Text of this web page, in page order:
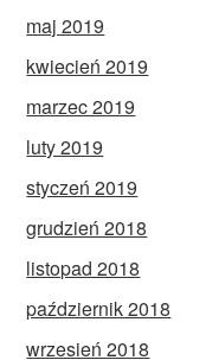
maj 2019
kwiecień 2019
marzec 2019
luty 2019
styczeń 2019
grudzień 2018
listopad 2018
październik 2018
wrzesień 2018